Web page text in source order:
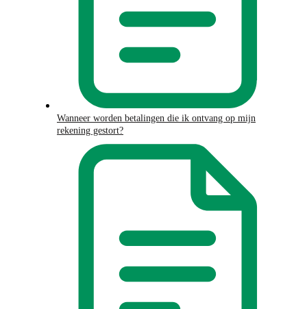
Wanneer worden betalingen die ik ontvang op mijn
rekening gestort?